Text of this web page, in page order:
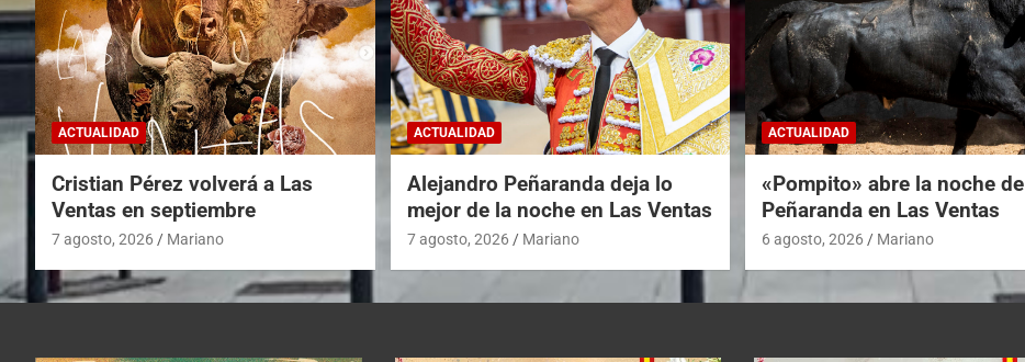
ACTUALIDAD
Cristian Pérez volverá a Las
Ventas en septiembre
7 agosto, 2026 Mariano
ACTUALIDAD
Alejandro Peñaranda deja lo
mejor de la noche en Las Ventas
7 agosto, 2026 Mariano
ACTUALIDAD
«Pompito» abre la noche de
Peñaranda en Las Ventas
6 agosto, 2026 Mariano